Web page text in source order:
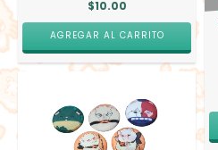
$10.00
AGREGAR AL CARRITO